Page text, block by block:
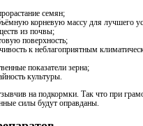
семян;
корневую массу для лучшего
из почвы;
поверхность;
к неблагоприятным
показатели зерна;
культуры.
на подкормки. Так что при
силы будут оправданы.